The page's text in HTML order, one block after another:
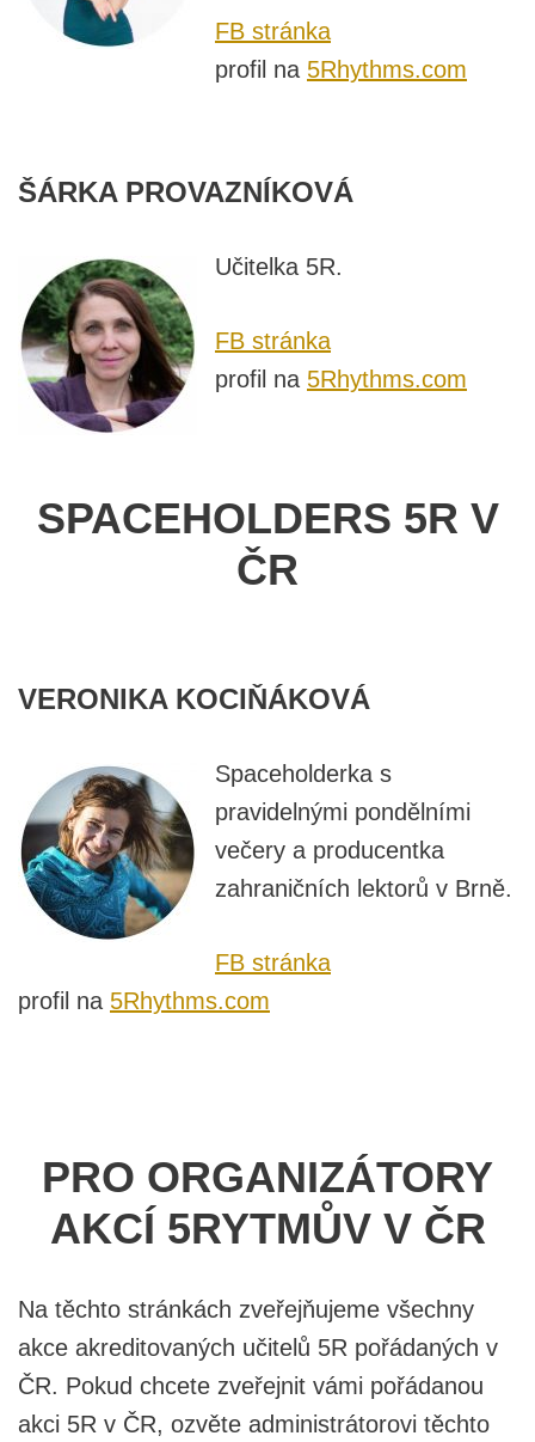
FB stránka
profil na 5Rhythms.com
ŠÁRKA PROVAZNÍKOVÁ
Učitelka 5R.
FB stránka
profil na 5Rhythms.com
SPACEHOLDERS 5R V
ČR
VERONIKA KOCIŇÁKOVÁ
Spaceholderka s
pravidelnými pondělními
večery a producentka
zahraničních lektorů v Brně.
FB stránka
profil na 5Rhythms.com
PRO ORGANIZÁTORY
AKCÍ 5RYTMŮV V ČR
Na těchto stránkách zveřejňujeme všechny
akce akreditovaných učitelů 5R pořádaných v
ČR. Pokud chcete zveřejnit vámi pořádanou
akci 5R v ČR, ozvěte administrátorovi těchto